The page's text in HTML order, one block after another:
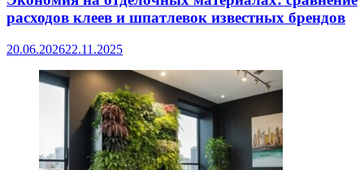
расходов клеев и шпатлевок известных брендов
20.06.202622.11.2025